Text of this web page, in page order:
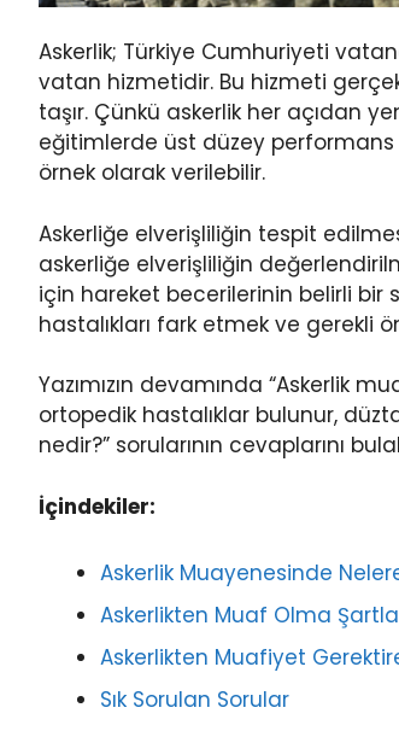
Askerlik; Türkiye Cumhuriyeti
vatan hizmetidir. Bu hizmeti
taşır. Çünkü askerlik her açıdan
eğitimlerde üst düzey
örnek olarak verilebilir.
Askerliğe elverişliliğin tespit
askerliğe elverişliliğin
için hareket becerilerinin belirli bir
hastalıkları fark etmek ve gerekli
Yazımızın devamında “Askerlik
ortopedik hastalıklar bulunur,
nedir?” sorularının cevaplarını
İçindekiler:
Askerlik Muayenesinde Nelere
Askerlikten Muaf Olma
Askerlikten Muafiyet
Sık Sorulan Sorular